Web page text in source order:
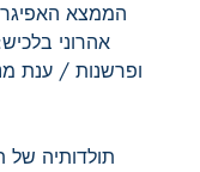
הממצא
אהרוני
ופרשנות / ענת
תולדותיה של